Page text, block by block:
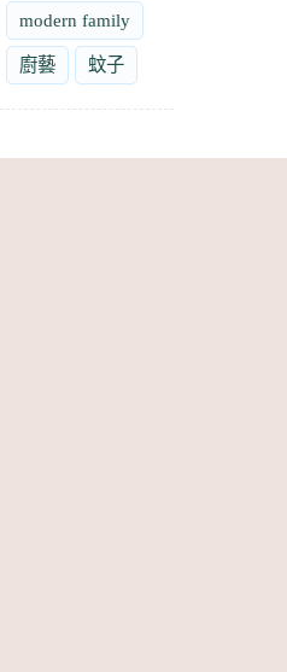
modern family
廚藝 蚊子